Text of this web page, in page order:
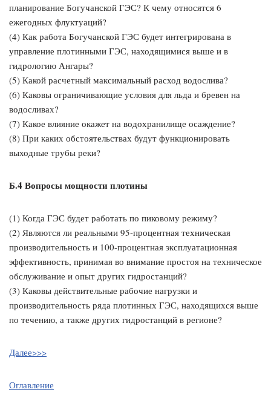
планирование Богучанской ГЭС? К чему относятся 6
ежегодных флуктуаций?
(4) Как работа Богучанской ГЭС будет интегрирована в
управление плотинными ГЭС, находящимися выше и в
гидрологию Ангары?
(5) Какой расчетный максимальный расход водослива?
(6) Каковы ограничивающие условия для льда и бревен на
водосливах?
(7) Какое влияние окажет на водохранилище осаждение?
(8) При каких обстоятельствах будут функционировать
выходные трубы реки?
Б.4 Вопросы мощности плотины
(1) Когда ГЭС будет работать по пиковому режиму?
(2) Являются ли реальными 95-процентная техническая
производительность и 100-процентная эксплуатационная
эффективность, принимая во внимание простоя на техническое
обслуживание и опыт других гидростанций?
(3) Каковы действительные рабочие нагрузки и
производительность ряда плотинных ГЭС, находящихся выше
по течению, а также других гидростанций в регионе?
Далее>>>
Оглавление